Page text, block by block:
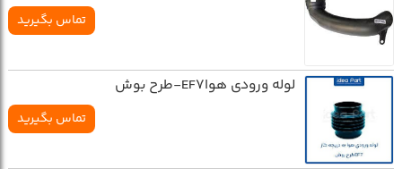
تماس بگیرید
لوله ورودي هواEF7-طرح بوش
تماس بگیرید